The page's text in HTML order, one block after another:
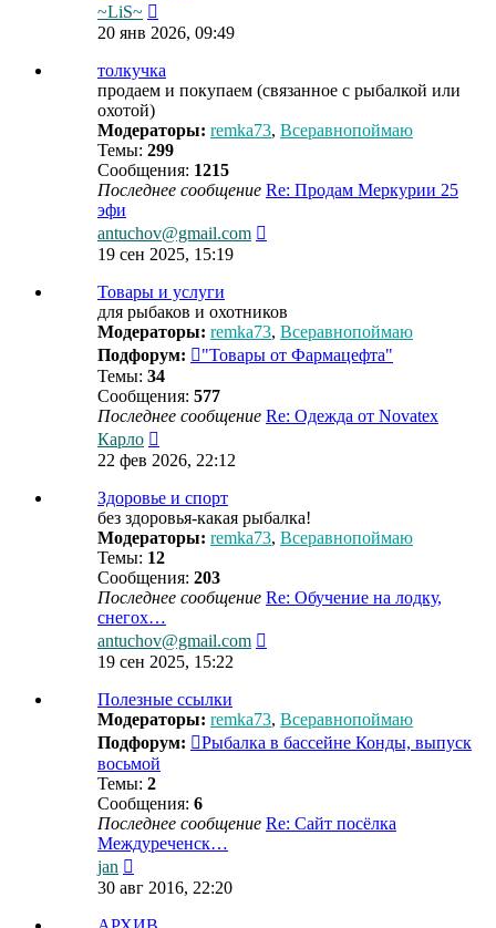
~LiS~
к
последнему
сообщению
20 янв 2026, 09:49
толкучка
продаем и покупаем (связанное с рыбалкой или
охотой)
Модераторы: remka73, Всеравнопоймаю
Темы: 299
Сообщения: 1215
Последнее сообщение Re: Продам Меркурии 25
эфи
antuchov@gmail.com
19 сен 2025, 15:19
Товары и услуги
для рыбаков и охотников
Модераторы: remka73, Всеравнопоймаю
Подфорум:
"Товары от Фармацефта"
Темы: 34
Сообщения: 577
Последнее сообщение Re: Одежда от Novatex
Карло
к
последнему
сообщению
22 фев 2026, 22:12
Здоровье и спорт
без здоровья-какая рыбалка!
Модераторы: remka73, Всеравнопоймаю
Темы: 12
Сообщения: 203
Последнее сообщение Re: Обучение на лодку,
снегох…
antuchov@gmail.com
19 сен 2025, 15:22
Полезные ссылки
Модераторы: remka73, Всеравнопоймаю
Подфорум:
Рыбалка в бассейне Конды, выпуск
восьмой
Темы: 2
Сообщения: 6
Последнее сообщение Re: Сайт посёлка
Междуреченск…
jan
к
последнему
сообщению
30 авг 2016, 22:20